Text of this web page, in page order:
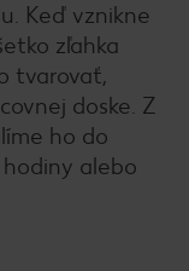
Keď vznikne
zľahka
tvarovať,
doske. Z
ho do
alebo